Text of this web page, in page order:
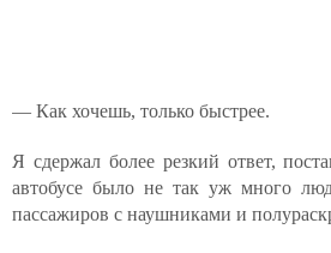
— Как хочешь, только быстрее.
Я сдержал более резкий ответ,
автобусе было не так уж много
пассажиров с наушниками и